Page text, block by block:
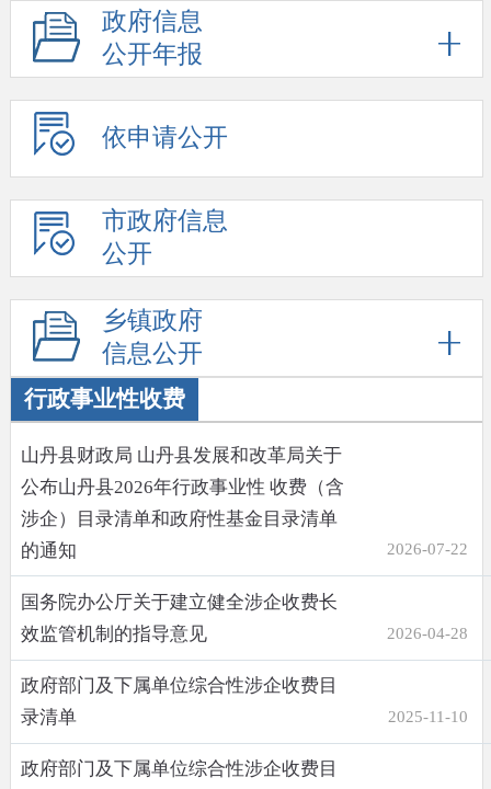
政府信息
公开年报
依申请公开
市政府信息
公开
乡镇政府
信息公开
行政事业性收费
山丹县财政局 山丹县发展和改革局关于
公布山丹县2026年行政事业性 收费（含
涉企）目录清单和政府性基金目录清单
的通知
2026-07-22
国务院办公厅关于建立健全涉企收费长
效监管机制的指导意见
2026-04-28
政府部门及下属单位综合性涉企收费目
录清单
2025-11-10
政府部门及下属单位综合性涉企收费目